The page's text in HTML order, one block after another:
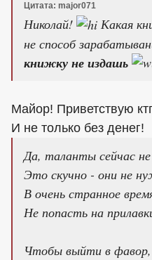
Цитата: major071
Николай!
Какая
не способ
книжку не издашь
Майор! Приветствую
И не только без денег!
Да, таланты сейчас
Это скучно - они не
В очень странное
Не попасть на
Чтобы выйти в